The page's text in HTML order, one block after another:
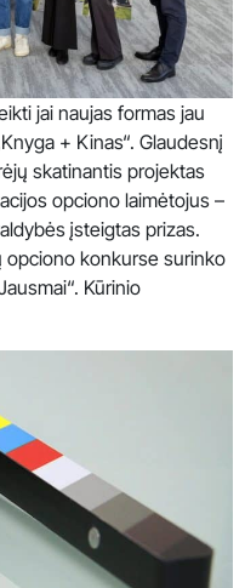
jai naujas formas jau
+ Kinas“. Glaudesnį
skatinantis projektas
opciono laimėtojus –
įsteigtas prizas.
opciono konkurse surinko
Kūrinio